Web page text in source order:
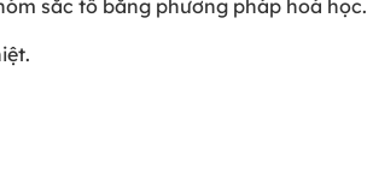
sắc tố bằng phương pháp hoá học.